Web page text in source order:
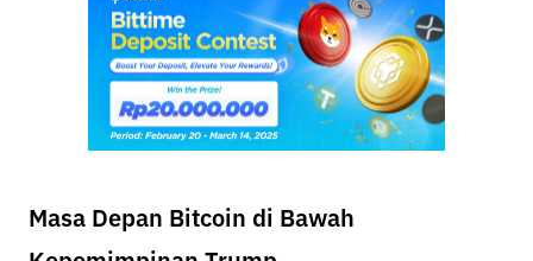
Masa Depan Bitcoin di Bawah